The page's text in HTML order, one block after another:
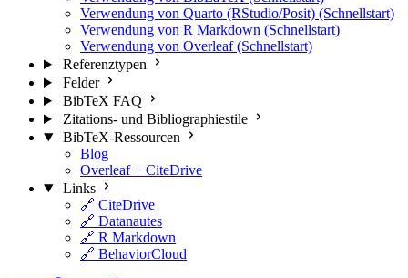
Verwendung von Quarto (RStudio/Posit) (Schnellstart)
Verwendung von R Markdown (Schnellstart)
Verwendung von Overleaf (Schnellstart)
Referenztypen
Felder
BibTeX FAQ
Zitations- und Bibliographiestile
BibTeX-Ressourcen
Blog
Overleaf + CiteDrive
Links
🔗 CiteDrive
🔗 Datanautes
🔗 R Markdown
🔗 BehaviorCloud